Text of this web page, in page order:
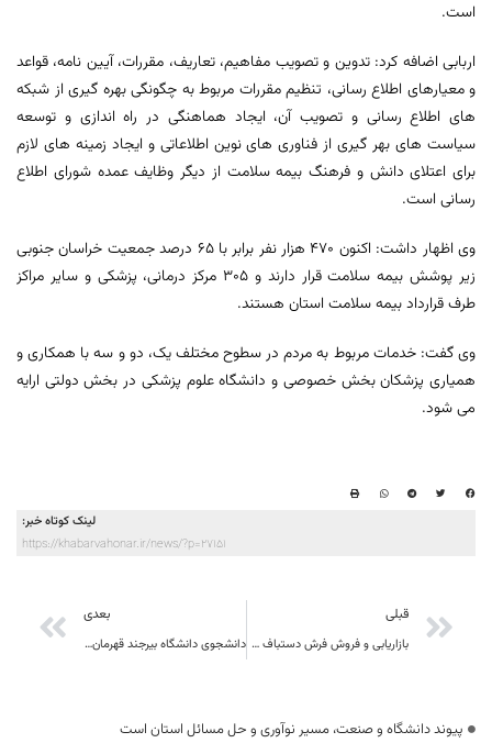
است.
اربابی اضافه کرد: تدوین و تصویب مفاهیم، تعاریف، مقررات، آیین نامه، قواعد
و معیارهای اطلاع رسانی، تنظیم مقررات مربوط به چگونگی بهره گیری از شبکه
های اطلاع رسانی و تصویب آن، ایجاد هماهنگی در راه اندازی و توسعه
سیاست های بهر گیری از فناوری های نوین اطلاعاتی و ایجاد زمینه های لازم
برای اعتلای دانش و فرهنگ بیمه سلامت از دیگر وظایف عمده شورای اطلاع
رسانی است.
وی اظهار داشت: اکنون ۴۷۰ هزار نفر برابر با ۶۵ درصد جمعیت خراسان جنوبی
زیر پوشش بیمه سلامت قرار دارند و ۳۰۵ مرکز درمانی، پزشکی و سایر مراکز
طرف قرارداد بیمه سلامت استان هستند.
وی گفت: خدمات مربوط به مردم در سطوح مختلف یک، دو و سه با همکاری و
همیاری پزشکان بخش خصوصی و دانشگاه علوم پزشکی در بخش دولتی ارایه
می شود.
لینک کوتاه خبر:
https://khabarvahonar.ir/news/?p=27151
قبلی
بازاریابی و فروش فرش دستباف منطقه دست دلالان را قطع می کند
بعدی
دانشجوی دانشگاه بیرجند قهرمان مسابقات پارا دوومیدانی کشور شد
پیوند دانشگاه و صنعت، مسیر نوآوری و حل مسائل استان است